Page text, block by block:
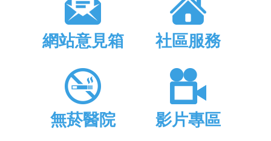
網站意見箱 社區服務
無菸醫院 影片專區